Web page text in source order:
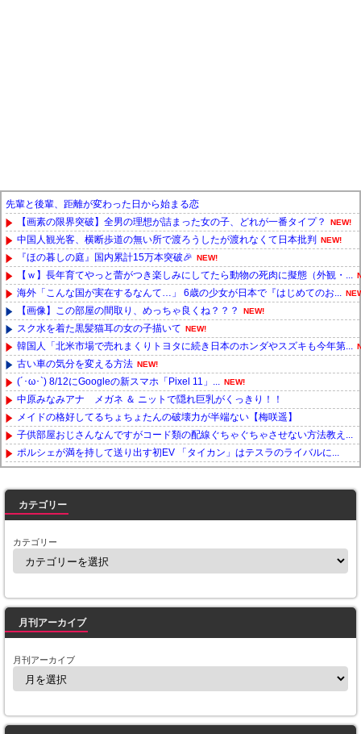
先輩と後輩、距離が変わった日から始まる恋
【画素の限界突破】全男の理想が詰まった女の子、どれが一番タイプ？
NEW!
中国人観光客、横断歩道の無い所で渡ろうしたが渡れなくて日本批判 NEW!
『ほの暮しの庭』国内累計15万本突破🎉 NEW!
【ｗ】長年育てやっと蕾がつき楽しみにしてたら動物の死肉に擬態（外観・...
海外「こんな国が実在するなんて…」 6歳の少女が日本で『はじめてのお...
【画像】この部屋の間取り、めっちゃ良くね？？？ NEW!
スク水を着た黒髪猫耳の女の子描いて NEW!
韓国人「北米市場で売れまくりトヨタに続き日本のホンダやスズキも今年第...
古い車の気分を変える方法 NEW!
(´･ω･`) 8/12にGoogleの新スマホ「Pixel 11」... NEW!
中原みなみアナ メガネ ＆ ニットで隠れ巨乳がくっきり！！
メイドの格好してるちょちょたんの破壊力が半端ない【梅咲遥】
子供部屋おじさんなんですがコード類の配線ぐちゃぐちゃさせない方法教え...
ポルシェが満を持して送り出す初EV 「タイカン」はテスラのライバルに...
カテゴリー
カテゴリー
月刊アーカイブ
月刊アーカイブ